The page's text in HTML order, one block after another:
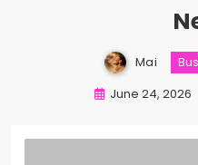
Mai
June 24, 2026